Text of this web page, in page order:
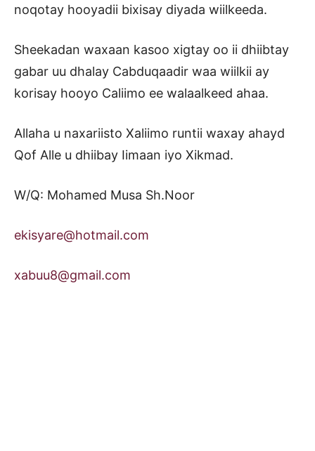
noqotay hooyadii bixisay diyada wiilkeeda.
Sheekadan waxaan kasoo xigtay oo ii dhiibtay
gabar uu dhalay Cabduqaadir waa wiilkii ay
korisay hooyo Caliimo ee walaalkeed ahaa.
Allaha u naxariisto Xaliimo runtii waxay ahayd
Qof Alle u dhiibay Iimaan iyo Xikmad.
W/Q: Mohamed Musa Sh.Noor
ekisyare@hotmail.com
xabuu8@gmail.com